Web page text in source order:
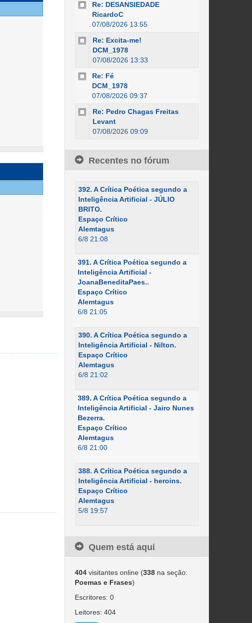
Re: DESANSIEDADE
RicardoC
07/08/2026 13:55
Re: Excita-me!
DCM_1978
07/08/2026 13:33
Re: Fé
DCM_1978
07/08/2026 09:37
Re: Pedro Chagas Freitas
Levant
07/08/2026 09:09
Recentes no fórum
392. A Crítica Poética segundo a
Inteligência Artificial - JÚLIO
BRITO.
Espaço Crítico
Alemtagus
6/8 21:08
391. A Crítica Poética segundo a
Inteligência Artificial -
JoanaBeneditaPaes..
Espaço Crítico
Alemtagus
6/8 21:05
390. A Crítica Poética segundo a
Inteligência Artificial - Nilton.
Espaço Crítico
Alemtagus
6/8 21:02
389. A Crítica Poética segundo a
Inteligência Artificial - Jairo Nunes
Bezerra.
Espaço Crítico
Alemtagus
6/8 21:00
388. A Crítica Poética segundo a
Inteligência Artificial - heroins.
Espaço Crítico
Alemtagus
5/8 19:57
Quem está aqui
404visitantes online (338na seção:
Poemas e Frases)
Escritores: 0
Leitores: 404